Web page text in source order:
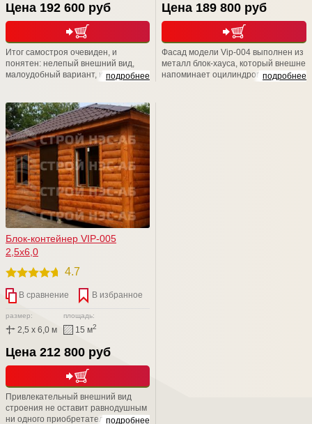
Цена 192 600 руб
подробнее
Итог самостроя очевиден, и
понятен: нелепый внешний вид,
малоудобный вариант, кустарная
драгоценное время на то, чтобы
возводить своими руками не пойми
что. Доверьтесь профессионалам
из компании СТРОЙ НЭСАБ-н - и
Вы не разочаруетесь!
Цена 189 800 руб
подробнее
Фасад модели Vip-004 выполнен из
металл блок-хауса, который внешне
напоминает оцилиндрованное
Блок-контейнер VIP-005
2,5х6,0
4.7
В сравнение В избранное
размер:
2,5 x 6,0 м
площадь:
15 м2
Цена 212 800 руб
подробнее
Привлекательный внешний вид
строения не оставит равнодушным
ни одного приобретателя. Скрытый